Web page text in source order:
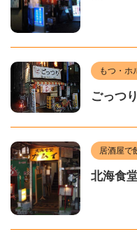
もつ・ホ
ごっつり
居酒屋で
北海食